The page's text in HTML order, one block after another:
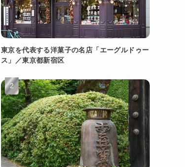
東京を代表する洋菓子の名店「エーグルドゥー
ス」／東京都新宿区